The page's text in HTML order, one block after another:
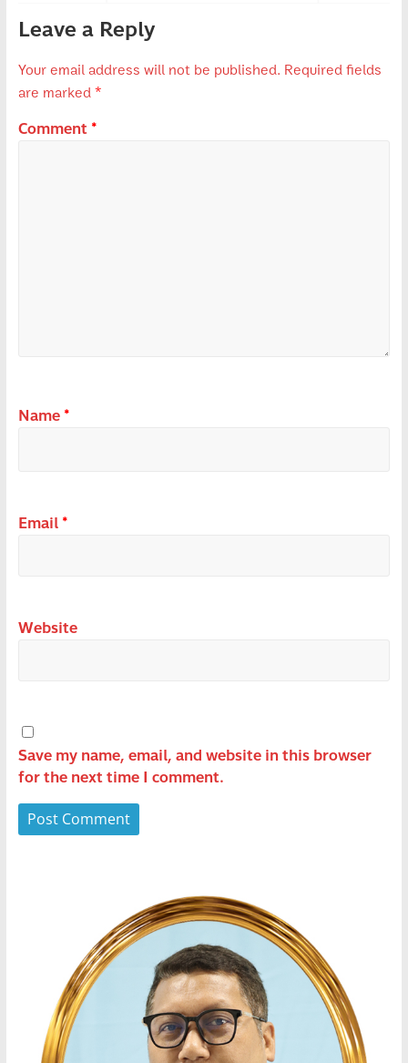
Leave a Reply
Your email address will not be published. Required fields
are marked *
Comment *
Name *
Email *
Website
Save my name, email, and website in this browser
for the next time I comment.